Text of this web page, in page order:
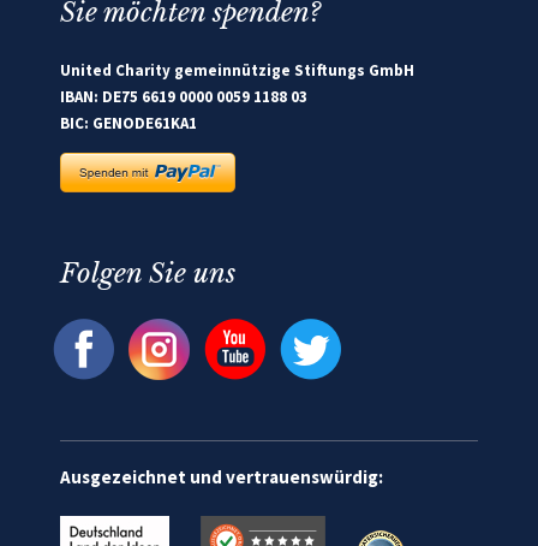
Sie möchten spenden?
United Charity gemeinnützige Stiftungs GmbH
IBAN: DE75 6619 0000 0059 1188 03
BIC: GENODE61KA1
Folgen Sie uns
Ausgezeichnet und vertrauenswürdig: